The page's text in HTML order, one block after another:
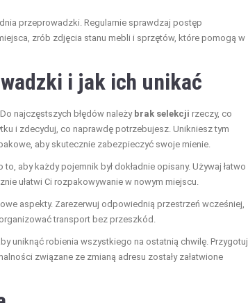
przeprowadzki. Regularnie sprawdzaj postęp
zrób zdjęcia stanu mebli i sprzętów, które pomogą w
i jak ich unikać
najczęstszych błędów należy brak selekcji rzeczy, co
i zdecyduj, co naprawdę potrzebujesz. Unikniesz tym
aby skutecznie zabezpieczyć swoje mienie.
to, aby każdy pojemnik był dokładnie opisany. Używaj łatwo
ułatwi Ci rozpakowywanie w nowym miejscu.
aspekty. Zarezerwuj odpowiednią przestrzeń wcześniej,
transport bez przeszkód.
uniknąć robienia wszystkiego na ostatnią chwilę. Przygotuj
związane ze zmianą adresu zostały załatwione